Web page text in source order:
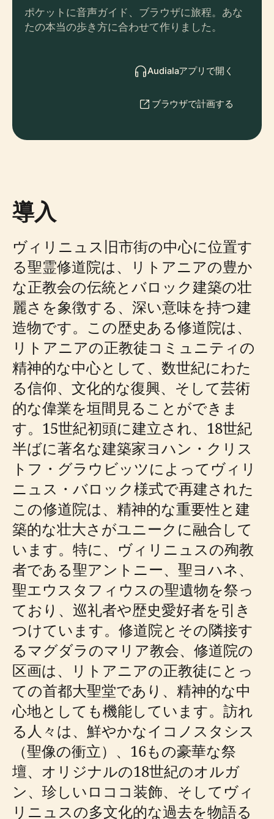
ポケットに音声ガイド、ブラウザに旅程。あな
たの本当の歩き方に合わせて作りました。
Audialaアプリで開く
ブラウザで計画する
導入
ヴィリニュス旧市街の中心に位置す
る聖霊修道院は、リトアニアの豊か
な正教会の伝統とバロック建築の壮
麗さを象徴する、深い意味を持つ建
造物です。この歴史ある修道院は、
リトアニアの正教徒コミュニティの
精神的な中心として、数世紀にわた
る信仰、文化的な復興、そして芸術
的な偉業を垣間見ることができま
す。15世紀初頭に建立され、18世紀
半ばに著名な建築家ヨハン・クリス
トフ・グラウビッツによってヴィリ
ニュス・バロック様式で再建された
この修道院は、精神的な重要性と建
築的な壮大さがユニークに融合して
います。特に、ヴィリニュスの殉教
者である聖アントニー、聖ヨハネ、
聖エウスタフィウスの聖遺物を祭っ
ており、巡礼者や歴史愛好者を引き
つけています。修道院とその隣接す
るマグダラのマリア教会、修道院の
区画は、リトアニアの正教徒にとっ
ての首都大聖堂であり、精神的な中
心地としても機能しています。訪れ
る人々は、鮮やかなイコノスタシス
（聖像の衝立）、16もの豪華な祭
壇、オリジナルの18世紀のオルガ
ン、珍しいロココ装飾、そしてヴィ
リニュスの多文化的な過去を物語る